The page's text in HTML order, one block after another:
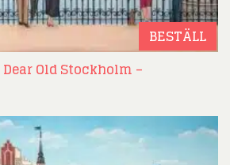
BESTÄLL
Old Stockholm –